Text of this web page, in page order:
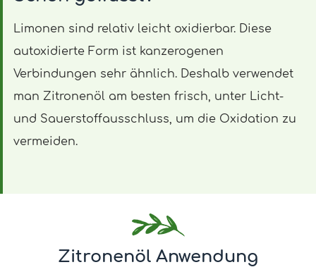
Limonen sind relativ leicht oxidierbar. Diese
autoxidierte Form ist kanzerogenen
Verbindungen sehr ähnlich. Deshalb verwendet
man Zitronenöl am besten frisch, unter Licht-
und Sauerstoffausschluss, um die Oxidation zu
vermeiden.
Zitronenöl Anwendung